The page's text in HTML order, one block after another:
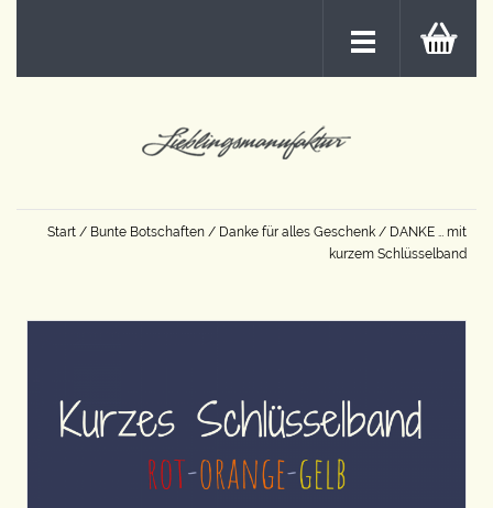
Start / Bunte Botschaften / Danke für alles Geschenk / DANKE … mit
kurzem Schlüsselband